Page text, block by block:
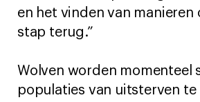
en het vinden van
stap terug.”
Wolven worden momenteel
populaties van uitsterven